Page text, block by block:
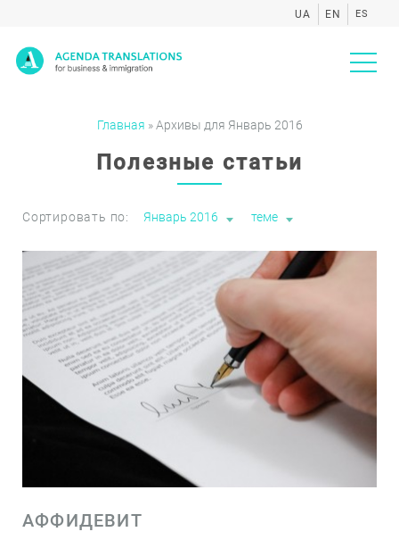
UA EN ES
Главная »Архивы для Январь 2016
Полезные статьи
Сортировать по: Январь 2016 теме
АФФИДЕВИТ